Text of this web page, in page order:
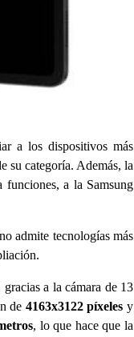
a los dispositivos más
su categoría. Además, la
funciones, a la Samsung
admite tecnologías más
a la cámara de 13
de 4163x3122 píxeles y
, lo que hace que la